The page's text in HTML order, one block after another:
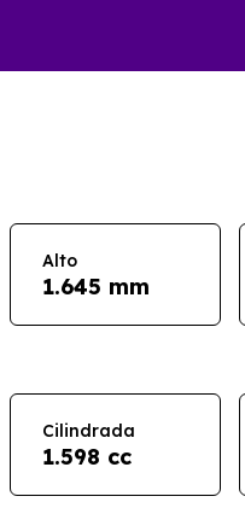
Alto
1.645 mm
Cilindrada
1.598 cc